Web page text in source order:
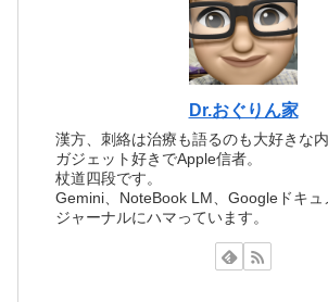
Dr.おぐりん家
漢方、刺絡は治療も語るのも大好きな内
ガジェット好きでApple信者。
杖道四段です。
Gemini、NoteBook LM、Googleドキュ
ジャーナルにハマっています。